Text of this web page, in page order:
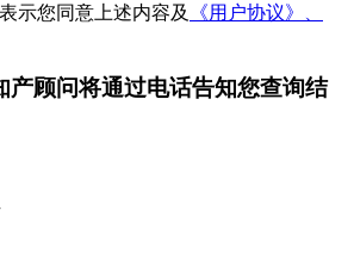
示您同意上述内容及
《用户协议》、
产顾问将通过电话告知您查询结